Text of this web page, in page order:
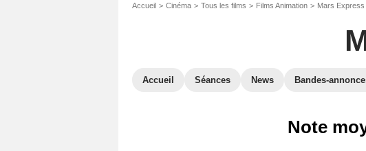
Accueil Cinéma Tous les films Films Animation Mars Express
Accueil Séances News Bandes-
Note